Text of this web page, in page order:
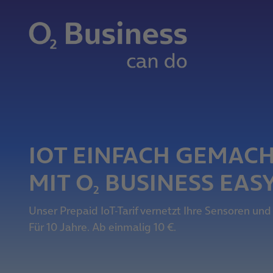
IOT EINFACH
MIT O2 BUSINESS
Unser Prepaid IoT-Tarif vernetzt Ihre Sensoren
Für 10 Jahre. Ab einmalig 10 €.